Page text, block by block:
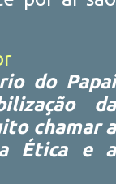
do Papai
da
chamar a
a Ética e a